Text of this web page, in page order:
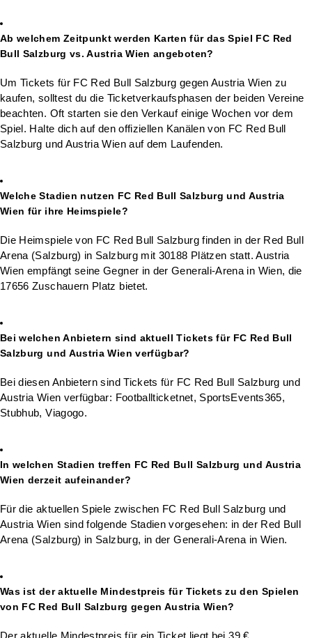
Ab welchem Zeitpunkt werden Karten für das Spiel FC Red
Bull Salzburg vs. Austria Wien angeboten?
Um Tickets für FC Red Bull Salzburg gegen Austria Wien zu
kaufen, solltest du die Ticketverkaufsphasen der beiden Vereine
beachten. Oft starten sie den Verkauf einige Wochen vor dem
Spiel. Halte dich auf den offiziellen Kanälen von FC Red Bull
Salzburg und Austria Wien auf dem Laufenden.
Welche Stadien nutzen FC Red Bull Salzburg und Austria
Wien für ihre Heimspiele?
Die Heimspiele von FC Red Bull Salzburg finden in der Red Bull
Arena (Salzburg) in Salzburg mit 30188 Plätzen statt. Austria
Wien empfängt seine Gegner in der Generali-Arena in Wien, die
17656 Zuschauern Platz bietet.
Bei welchen Anbietern sind aktuell Tickets für FC Red Bull
Salzburg und Austria Wien verfügbar?
Bei diesen Anbietern sind Tickets für FC Red Bull Salzburg und
Austria Wien verfügbar: Footballticketnet, SportsEvents365,
Stubhub, Viagogo.
In welchen Stadien treffen FC Red Bull Salzburg und Austria
Wien derzeit aufeinander?
Für die aktuellen Spiele zwischen FC Red Bull Salzburg und
Austria Wien sind folgende Stadien vorgesehen: in der Red Bull
Arena (Salzburg) in Salzburg, in der Generali-Arena in Wien.
Was ist der aktuelle Mindestpreis für Tickets zu den Spielen
von FC Red Bull Salzburg gegen Austria Wien?